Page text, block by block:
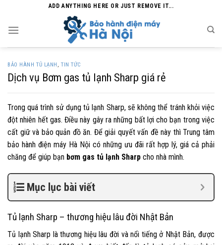
content
ADD ANYTHING HERE OR JUST REMOVE IT...
BẢO HÀNH TỦ LẠNH ,TIN TỨC
Dịch vụ Bơm gas tủ lạnh Sharp giá rẻ
Trong quá trình sử dụng tủ lạnh Sharp, sẽ không thể tránh khỏi việc
đột nhiên hết gas. Điều này gây ra những bất lợi cho bạn trong việc
cất giữ và bảo quản đồ ăn. Để giải quyết vấn đề này thì Trung tâm
bảo hành điện máy Hà Nội có những ưu đãi rất hợp lý, giá cả phải
chăng để giúp bạn bơm gas tủ lạnh Sharp cho nhà mình.
Mục lục bài viết
Tủ lạnh Sharp – thương hiệu lâu đời Nhật Bản
Tủ lạnh Sharp là thương hiệu lâu đời và nổi tiếng ở Nhật Bản, được